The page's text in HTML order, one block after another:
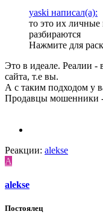
yaski написал(а):
то это их
разбираются
Нажмите для
Это в идеале. Реалии -
сайта, т.е вы.
А с таким подходом у
Продавцы мошенники
Реакции: alekse
A
alekse
Постоялец